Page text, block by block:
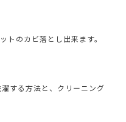
のカビ落とし出来ます。
する方法と、クリーニング